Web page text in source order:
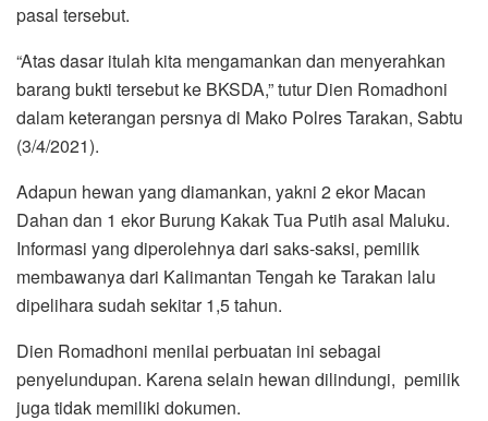
pasal tersebut.
“Atas dasar itulah kita mengamankan dan menyerahkan
barang bukti tersebut ke BKSDA,” tutur Dien Romadhoni
dalam keterangan persnya di Mako Polres Tarakan, Sabtu
(3/4/2021).
Adapun hewan yang diamankan, yakni 2 ekor Macan
Dahan dan 1 ekor Burung Kakak Tua Putih asal Maluku.
Informasi yang diperolehnya dari saks-saksi, pemilik
membawanya dari Kalimantan Tengah ke Tarakan lalu
dipelihara sudah sekitar 1,5 tahun.
Dien Romadhoni menilai perbuatan ini sebagai
penyelundupan. Karena selain hewan dilindungi, pemilik
juga tidak memiliki dokumen.